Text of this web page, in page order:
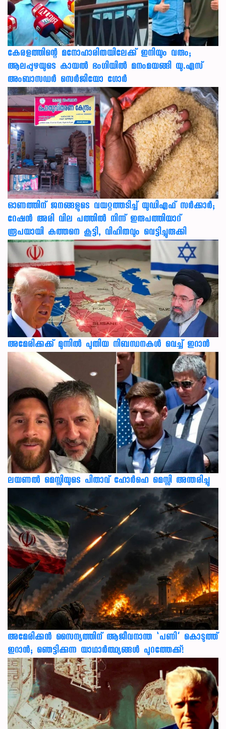
കേരളത്തിന്റെ മനോഹാരിതയിലേക്ക് ഇനിയും വരും;
ആലപ്പുഴയുടെ കായൽ ഭംഗിയിൽ മനംമയങ്ങി യു.എസ്
അംബാസഡർ സെർജിയോ ഗോർ
ഓണത്തിന് ജനങ്ങളുടെ വയറ്റത്തടിച്ച് യുഡിഎഫ് സർക്കാർ;
റേഷൻ അരി വില പത്തിൽ നിന്ന് ഇരുപത്തിയാറ്
രൂപയായി കുത്തനെ കൂട്ടി, വിഹിതവും വെട്ടിച്ചുരുക്കി
അമേരിക്കക്ക് മുന്നിൽ പുതിയ നിബന്ധനകൾ വെച്ച് ഇറാൻ
ലയണൽ മെസ്സിയുടെ പിതാവ് ഹോർഹെ മെസ്സി അന്തരിച്ചു
അമേരിക്കൻ സൈന്യത്തിന് ആജീവനാന്ത ‘പണി’ കൊടുത്ത്
ഇറാൻ; ഞെട്ടിക്കുന്ന യാഥാർത്ഥ്യങ്ങൾ പുറത്തേക്ക്!